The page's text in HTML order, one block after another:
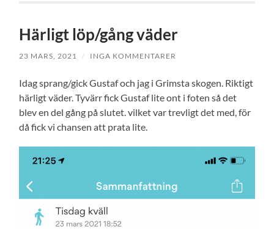
Härligt löp/gång väder
23 MARS, 2021 / INGA KOMMENTARER
Idag sprang/gick Gustaf och jag i Grimsta skogen. Riktigt
härligt väder. Tyvärr fick Gustaf lite ont i foten så det
blev en del gång på slutet. vilket var trevligt det med, för
då fick vi chansen att prata lite.